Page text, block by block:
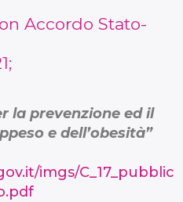
Accordo Stato-
la prevenzione ed il
e dell’obesità”
imgs/C_17_pubblic